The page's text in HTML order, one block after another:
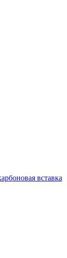
вставка